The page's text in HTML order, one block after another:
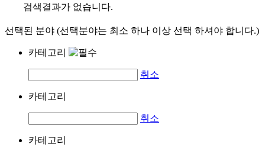
검색결과가 없습니다.
선택된 분야 (선택분야는 최소 하나 이상 선택 하셔야 합니다.)
카테고리
취소
카테고리
취소
카테고리